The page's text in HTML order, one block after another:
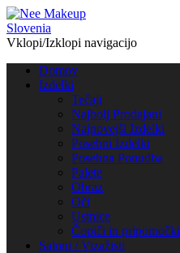
Vklopi/Izklopi navigacijo
Domov
Izdelki
Tečaji
Najbolj Prodajani
Najnovejši Izdelki
Posebni Izdelki
Posebna Ponudba
Palete
Obraz
Oči
Ustnice
Čopiči in pripomočki
Saloni / Vizažisti